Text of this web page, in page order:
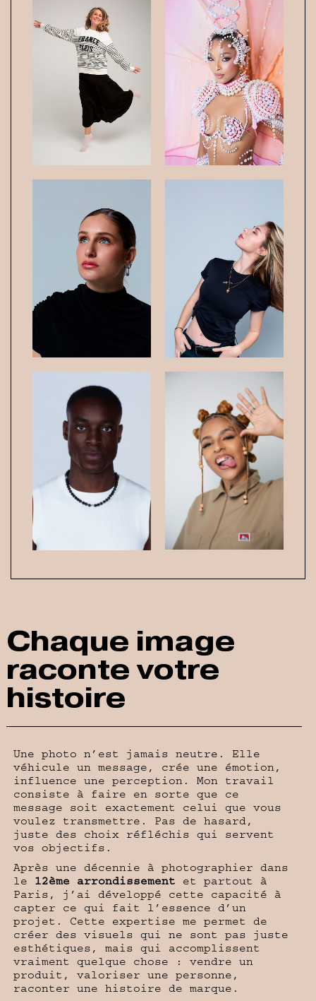
Chaque image
raconte votre
histoire
Une photo n’est jamais neutre. Elle
véhicule un message, crée une émotion,
influence une perception. Mon travail
consiste à faire en sorte que ce
message soit exactement celui que vous
voulez transmettre. Pas de hasard,
juste des choix réfléchis qui servent
vos objectifs.
Après une décennie à photographier dans
le 12ème arrondissement et partout à
Paris, j’ai développé cette capacité à
capter ce qui fait l’essence d’un
projet. Cette expertise me permet de
créer des visuels qui ne sont pas juste
esthétiques, mais qui accomplissent
vraiment quelque chose : vendre un
produit, valoriser une personne,
raconter une histoire de marque.